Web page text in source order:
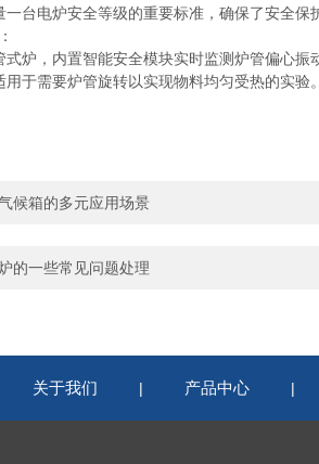
电炉安全等级的重要标准，确保了安全保
，内置智能安全模块实时监测炉管偏心振
于需要炉管旋转以实现物料均匀受热的实验
候箱的多元应用场景
的一些常见问题处理
关于我们 | 产品中心 |